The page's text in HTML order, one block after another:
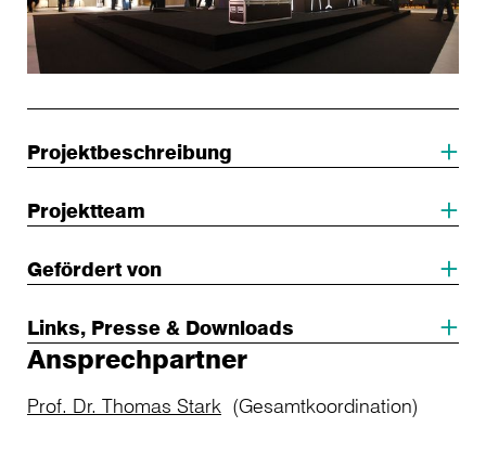
Projektbeschreibung
Projektteam
Gefördert von
Links, Presse & Downloads
Ansprechpartner
Prof. Dr. Thomas Stark (Gesamtkoordination)